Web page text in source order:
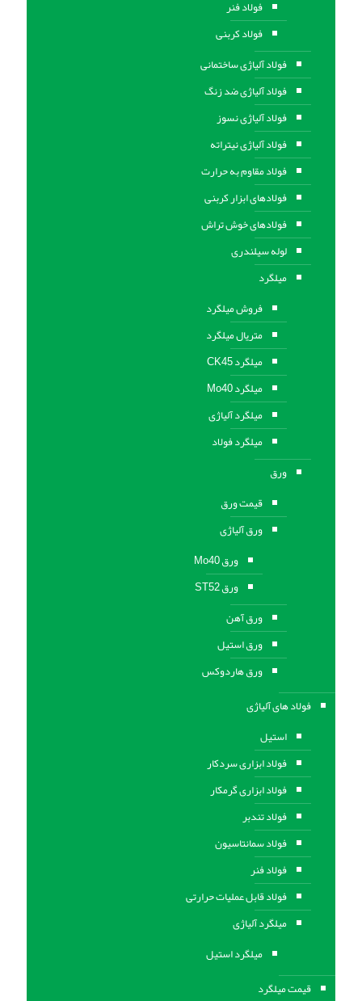
فولاد فنر
فولاد کربنی
فولاد آلیاژی ساختمانی
فولاد آلیاژی ضد زنگ
فولاد آلیاژی نسوز
فولاد آلیاژی نیتراته
فولاد مقاوم به حرارت
فولادهای ابزار کربنی
فولادهای خوش تراش
لوله سیلندری
میلگرد
فروش میلگرد
متریال میلگرد
میلگرد CK45
میلگرد Mo40
میلگرد آلیاژی
میلگرد فولاد
ورق
قیمت ورق
ورق آلیاژی
ورق Mo40
ورق ST52
ورق آهن
ورق استيل
ورق هاردوکس
فولاد های آلیاژی
استیل
فولاد ابزاری سردکار
فولاد ابزاری گرمکار
فولاد تندبر
فولاد سمانتاسیون
فولاد فنر
فولاد قابل عملیات حرارتی
ميلگرد آلیاژی
میلگرد استیل
قیمت میلگرد